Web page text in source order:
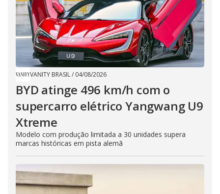
VANITY BRASIL/ 04/08/2026
BYD atinge 496 km/h com o
supercarro elétrico Yangwang U9
Xtreme
Modelo com produção limitada a 30 unidades supera
marcas históricas em pista alemã